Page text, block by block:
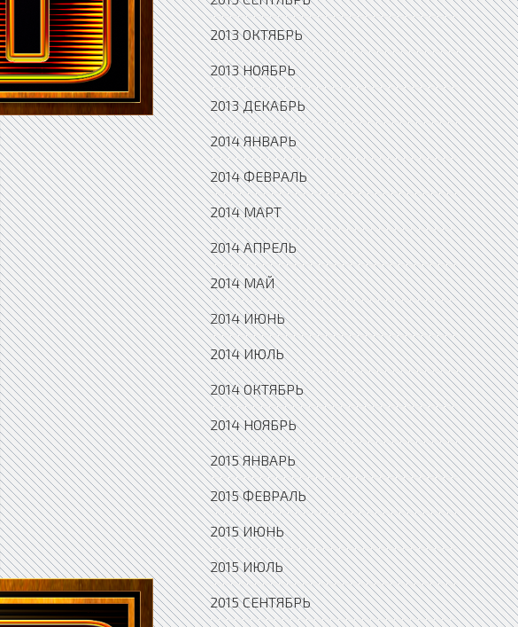
2013 ОКТЯБРЬ
2013 НОЯБРЬ
2013 ДЕКАБРЬ
2014 ЯНВАРЬ
2014 ФЕВРАЛЬ
2014 МАРТ
2014 АПРЕЛЬ
2014 МАЙ
2014 ИЮНЬ
2014 ИЮЛЬ
2014 ОКТЯБРЬ
2014 НОЯБРЬ
2015 ЯНВАРЬ
2015 ФЕВРАЛЬ
2015 ИЮНЬ
2015 ИЮЛЬ
2015 СЕНТЯБРЬ